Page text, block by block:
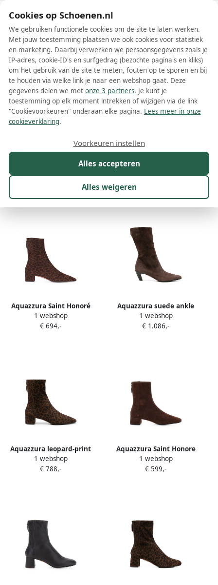
Schoenen.nl
Wis filters Alle filters
Bruine Aquazzura dames laarzen
Meer lezen
Kleur 1
32 resultaten:
Aquazzura Saint Honoré
leopard-print suede ankle
boots Bruin
1 webshop
€ 694,-
Aquazzura suede ankle
boots Bruin
1 webshop
€ 1.086,-
Aquazzura leopard-print
ankle boots Bruin
1 webshop
€ 788,-
Aquazzura Saint Honore
enkellaarzen met
amandelvormige neus
1 webshop
€ 599,-
Cookies op Schoenen.nl
We gebruiken functionele cookies om de site te laten werken.
Met jouw toestemming plaatsen we ook cookies voor statistiek
en marketing. Daarbij verwerken we persoonsgegevens zoals je
IP-adres, cookie-ID's en surfgedrag (bezochte pagina's en kliks)
om het gebruik van de site te meten, fouten op te sporen en bij
te houden via welke link je naar een webshop gaat. Deze
gegevens delen we met onze 3 partners. Je kunt je
toestemming op elk moment intrekken of wijzigen via de link
"Cookievoorkeuren" onderaan elke pagina. Lees meer in onze
cookieverklaring.
Alles accepteren
Alles weigeren
Voorkeuren instellen